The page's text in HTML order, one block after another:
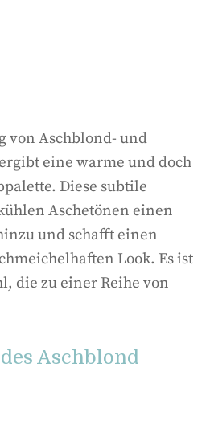
von Aschblond- und
eine warme und doch
Diese subtile
Aschetönen einen
und schafft einen
Look. Es ist
die zu einer Reihe von
Aschblond